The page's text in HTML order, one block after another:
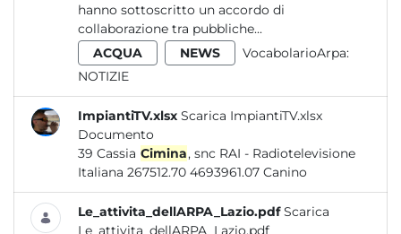
hanno sottoscritto un accordo di
collaborazione tra pubbliche...
ACQUA
NEWS
VocabolarioArpa:
NOTIZIE
ImpiantiTV.xlsx Scarica ImpiantiTV.xlsx
Documento
39 Cassia Cimina, snc RAI - Radiotelevisione
Italiana 267512.70 4693961.07 Canino
Le_attivita_dellARPA_Lazio.pdf Scarica
Le_attivita_dellARPA_Lazio.pdf